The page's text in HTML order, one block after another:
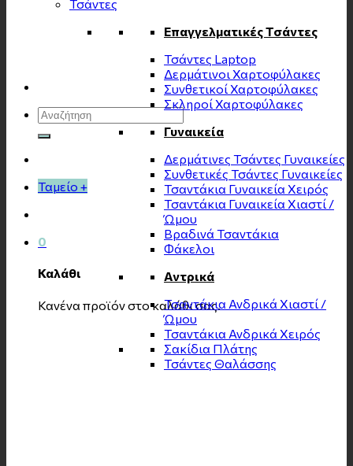
Αναζήτηση
για:
Ταμείο +
0
Καλάθι
Κανένα προϊόν στο καλάθι σας.
Τσάντες
Επαγγελματικές Τσάντες
Τσάντες Laptop
Δερμάτινοι Χαρτοφύλακες
Συνθετικοί Χαρτοφύλακες
Σκληροί Χαρτοφύλακες
Γυναικεία
Δερμάτινες Τσάντες Γυναικείες
Συνθετικές Τσάντες Γυναικείες
Τσαντάκια Γυναικεία Χειρός
Τσαντάκια Γυναικεία Χιαστί /
Ώμου
Βραδινά Τσαντάκια
Φάκελοι
Αντρικά
Τσαντάκια Ανδρικά Χιαστί /
Ώμου
Τσαντάκια Ανδρικά Χειρός
Σακίδια Πλάτης
Τσάντες Θαλάσσης